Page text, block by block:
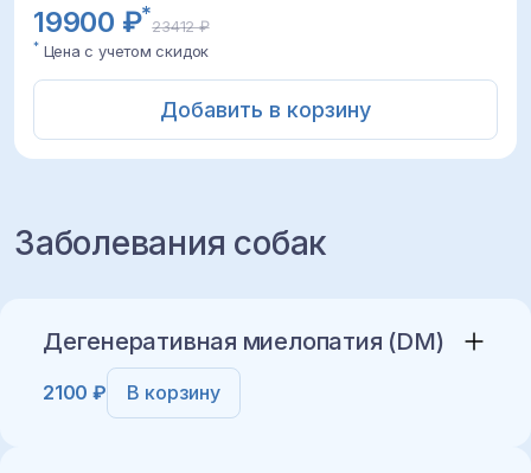
19900 ₽*23412 ₽
*Цена с учетом скидок
Добавить в корзину
Заболевания собак
Дегенеративная миелопатия (DM)
2100 ₽ В корзину